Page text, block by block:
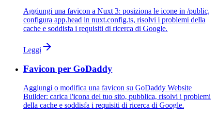
Aggiungi una favicon a Nuxt 3: posiziona le icone in /public,
configura app.head in nuxt.config.ts, risolvi i problemi della
cache e soddisfa i requisiti di ricerca di Google.
Leggi
Favicon per GoDaddy
Aggiungi o modifica una favicon su GoDaddy Website
Builder: carica l'icona del tuo sito, pubblica, risolvi i problemi
della cache e soddisfa i requisiti di ricerca di Google.